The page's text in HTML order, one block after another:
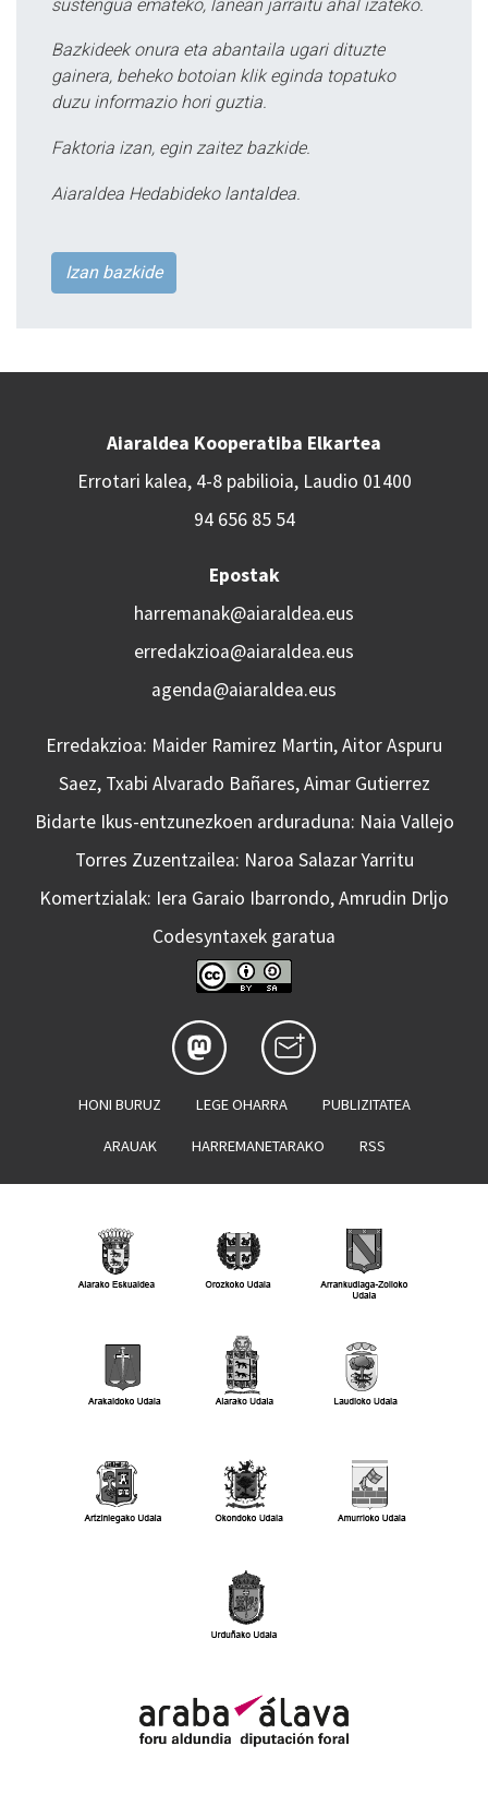
sustengua emateko, lanean jarraitu ahal izateko.
Bazkideek onura eta abantaila ugari dituzte
gainera, beheko botoian klik eginda topatuko
duzu informazio hori guztia.
Faktoria izan, egin zaitez bazkide.
Aiaraldea Hedabideko lantaldea.
Izan bazkide
Aiaraldea Kooperatiba Elkartea
Errotari kalea, 4-8 pabilioia, Laudio 01400
94 656 85 54
Epostak
harremanak@aiaraldea.eus
erredakzioa@aiaraldea.eus
agenda@aiaraldea.eus
Erredakzioa: Maider Ramirez Martin, Aitor Aspuru
Saez, Txabi Alvarado Bañares, Aimar Gutierrez
Bidarte Ikus-entzunezkoen arduraduna: Naia Vallejo
Torres Zuzentzailea: Naroa Salazar Yarritu
Komertzialak: Iera Garaio Ibarrondo, Amrudin Drljo
Codesyntaxek garatua
HONI BURUZ LEGE OHARRA PUBLIZITATEA
ARAUAK HARREMANETARAKO RSS